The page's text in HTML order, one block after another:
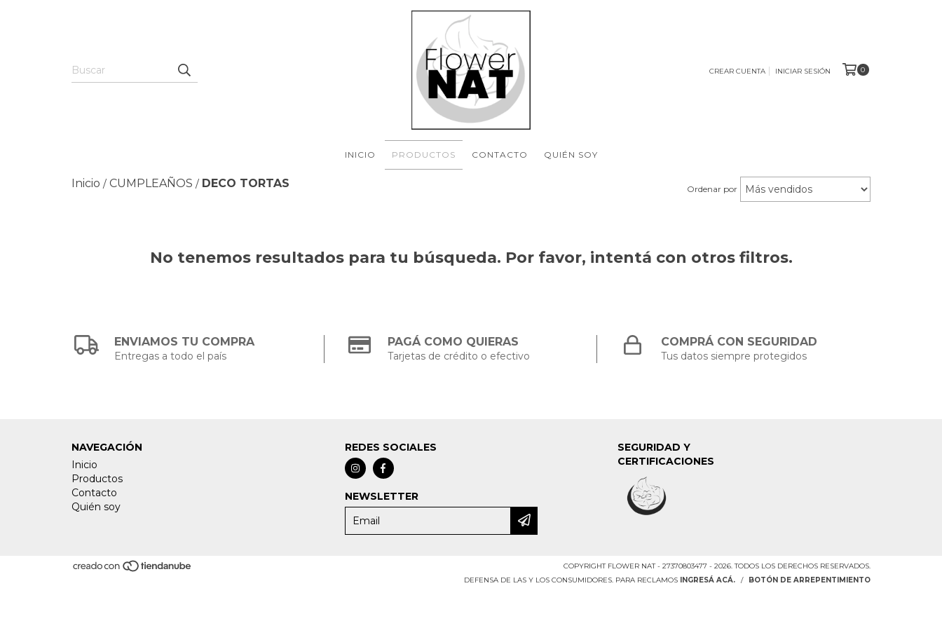
CREAR CUENTA INICIAR SESIÓN 0
INICIO PRODUCTOS CONTACTO QUIÉN SOY
Inicio / CUMPLEAÑOS / DECO TORTAS Ordenar por
No tenemos resultados para tu búsqueda. Por favor, intentá con otros filtros.
ENVIAMOS TU COMPRA
Entregas a todo el país
PAGÁ COMO QUIERAS
Tarjetas de crédito o efectivo
COMPRÁ CON SEGURIDAD
Tus datos siempre protegidos
NAVEGACIÓN
Inicio
Productos
Contacto
Quién soy
REDES SOCIALES
NEWSLETTER
SEGURIDAD Y
CERTIFICACIONES
COPYRIGHT FLOWER NAT - 27370803477 - 2026. TODOS LOS DERECHOS RESERVADOS.
DEFENSA DE LAS Y LOS CONSUMIDORES. PARA RECLAMOS INGRESÁ ACÁ. / BOTÓN DE ARREPENTIMIENTO